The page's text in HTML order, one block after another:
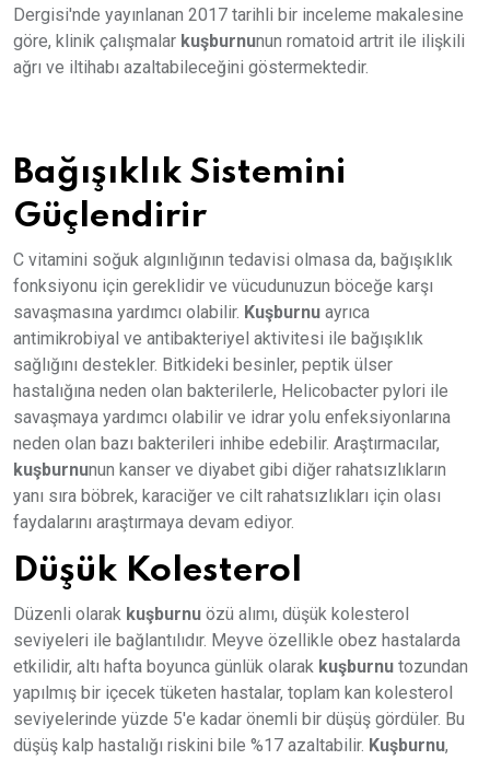
Dergisi'nde yayınlanan 2017 tarihli bir inceleme makalesine
göre, klinik çalışmalar kuşburnunun romatoid artrit ile ilişkili
ağrı ve iltihabı azaltabileceğini göstermektedir.
Bağışıklık Sistemini
Güçlendirir
C vitamini soğuk algınlığının tedavisi olmasa da, bağışıklık
fonksiyonu için gereklidir ve vücudunuzun böceğe karşı
savaşmasına yardımcı olabilir. Kuşburnu ayrıca
antimikrobiyal ve antibakteriyel aktivitesi ile bağışıklık
sağlığını destekler. Bitkideki besinler, peptik ülser
hastalığına neden olan bakterilerle, Helicobacter pylori ile
savaşmaya yardımcı olabilir ve idrar yolu enfeksiyonlarına
neden olan bazı bakterileri inhibe edebilir. Araştırmacılar,
kuşburnunun kanser ve diyabet gibi diğer rahatsızlıkların
yanı sıra böbrek, karaciğer ve cilt rahatsızlıkları için olası
faydalarını araştırmaya devam ediyor.
Düşük Kolesterol
Düzenli olarak kuşburnu özü alımı, düşük kolesterol
seviyeleri ile bağlantılıdır. Meyve özellikle obez hastalarda
etkilidir, altı hafta boyunca günlük olarak kuşburnu tozundan
yapılmış bir içecek tüketen hastalar, toplam kan kolesterol
seviyelerinde yüzde 5'e kadar önemli bir düşüş gördüler. Bu
düşüş kalp hastalığı riskini bile %17 azaltabilir. Kuşburnu,